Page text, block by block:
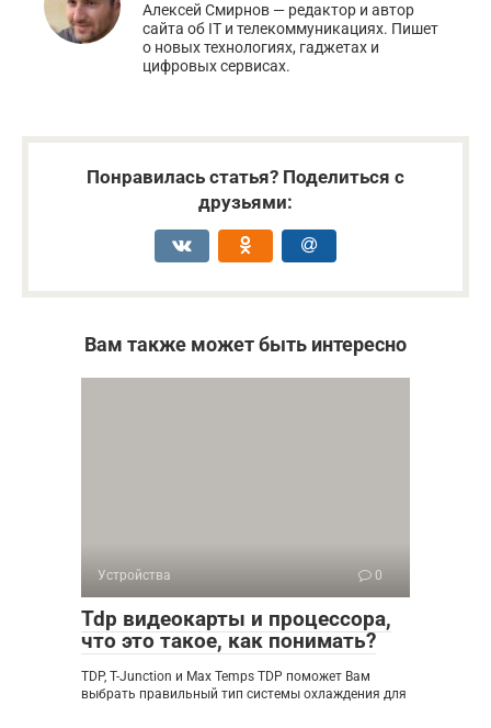
Алексей Смирнов — редактор и автор
сайта об IT и телекоммуникациях. Пишет
о новых технологиях, гаджетах и
цифровых сервисах.
Понравилась статья? Поделиться с
друзьями:
Вам также может быть интересно
Устройства 0
Tdp видеокарты и процессора,
что это такое, как понимать?
TDP, T-Junction и Max Temps TDP поможет Вам
выбрать правильный тип системы охлаждения для